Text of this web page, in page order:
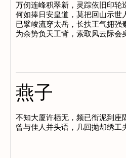
万仞连峰积翠新，灵踪依旧印轮
何如捧日安皇道，莫把回山示世
已擘峻流穿太岳，长扶王气拥强
燕子
不知大厦许栖无，频已衔泥到座